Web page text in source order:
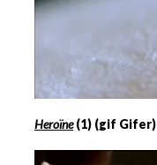
Heroïne(1) (gif Gifer)